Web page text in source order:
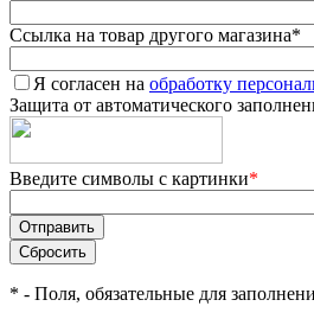
Ссылка на товар другого магазина*
Я согласен на обработку
Защита от автоматического
Введите символы с картинки*
* - Поля, обязательные для